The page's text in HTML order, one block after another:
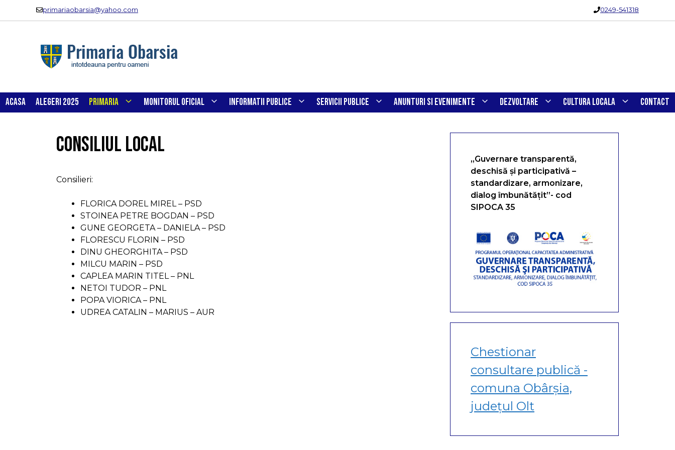
0249-541318
primariaobarsia@yahoo.com
ACASA ALEGERI 2025 PRIMARIA MONITORUL OFICIAL INFORMATII PUBLICE SERVICII PUBLICE ANUNTURI SI EVENIMENTE DEZVOLTARE CULTURA LOCALA CONTACT
Consiliul local
Consilieri:
FLORICA DOREL MIREL – PSD
STOINEA PETRE BOGDAN – PSD
GUNE GEORGETA – DANIELA – PSD
FLORESCU FLORIN – PSD
DINU GHEORGHITA – PSD
MILCU MARIN – PSD
CAPLEA MARIN TITEL – PNL
NETOI TUDOR – PNL
POPA VIORICA – PNL
UDREA CATALIN – MARIUS – AUR
„Guvernare transparentă,
deschisă și participativă –
standardizare, armonizare,
dialog îmbunătățit”- cod
SIPOCA 35
Chestionar
consultare publică -
comuna Obârșia,
județul Olt